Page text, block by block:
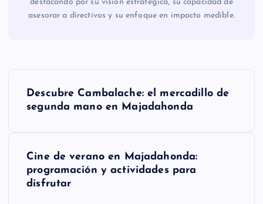
destacando por su visión estratégica, su capacidad de
asesorar a directivos y su enfoque en impacto medible.
NDescubre Cambalache: el mercadillo de
segunda mano en Majadahonda
Cine de verano en Majadahonda:
programación y actividades para
disfrutar